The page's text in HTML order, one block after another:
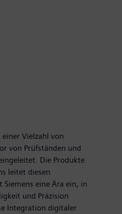
Vielzahl von
von Prüfständen und
Die Produkte
leitet diesen
eine Ära ein, in
und Präzision
Integration digitaler